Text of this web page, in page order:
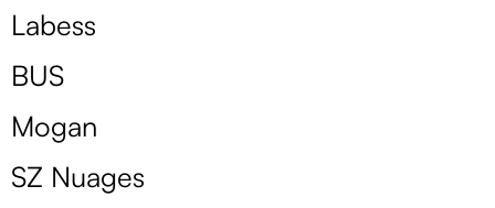
Labess
BUS
Mogan
SZ Nuages